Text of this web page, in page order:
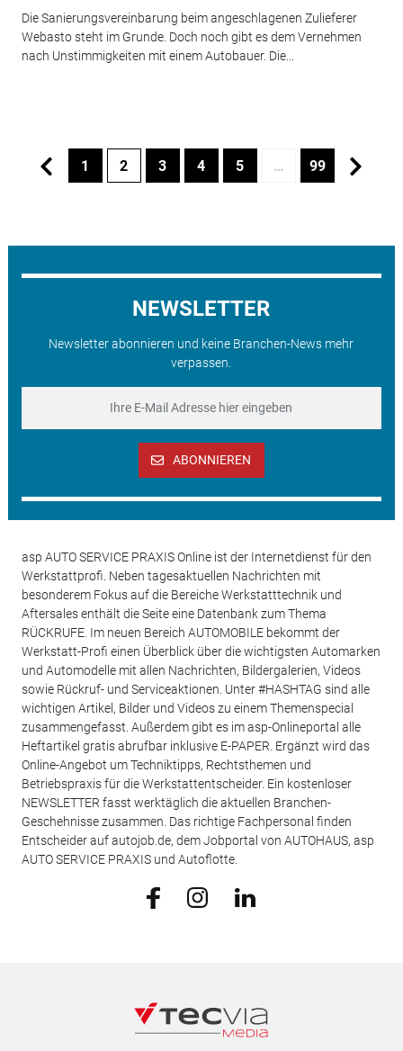
Die Sanierungsvereinbarung beim angeschlagenen Zulieferer
Webasto steht im Grunde. Doch noch gibt es dem Vernehmen
nach Unstimmigkeiten mit einem Autobauer. Die...
1 2 3 4 5 … 99
NEWSLETTER
Newsletter abonnieren und keine Branchen-News mehr
verpassen.
ABONNIEREN
asp AUTO SERVICE PRAXIS Online ist der Internetdienst für den
Werkstattprofi. Neben tagesaktuellen Nachrichten mit
besonderem Fokus auf die Bereiche Werkstatttechnik und
Aftersales enthält die Seite eine Datenbank zum Thema
RÜCKRUFE. Im neuen Bereich AUTOMOBILE bekommt der
Werkstatt-Profi einen Überblick über die wichtigsten Automarken
und Automodelle mit allen Nachrichten, Bildergalerien, Videos
sowie Rückruf- und Serviceaktionen. Unter #HASHTAG sind alle
wichtigen Artikel, Bilder und Videos zu einem Themenspecial
zusammengefasst. Außerdem gibt es im asp-Onlineportal alle
Heftartikel gratis abrufbar inklusive E-PAPER. Ergänzt wird das
Online-Angebot um Techniktipps, Rechtsthemen und
Betriebspraxis für die Werkstattentscheider. Ein kostenloser
NEWSLETTER fasst werktäglich die aktuellen Branchen-
Geschehnisse zusammen. Das richtige Fachpersonal finden
Entscheider auf autojob.de, dem Jobportal von AUTOHAUS, asp
AUTO SERVICE PRAXIS und Autoflotte.